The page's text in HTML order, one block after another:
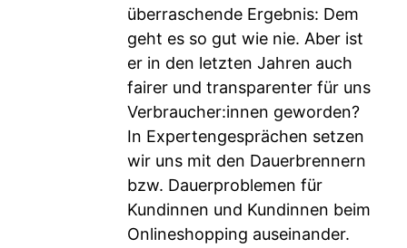
überraschende Ergebnis: Dem
geht es so gut wie nie. Aber ist
er in den letzten Jahren auch
fairer und transparenter für uns
Verbraucher:innen geworden?
In Expertengesprächen setzen
wir uns mit den Dauerbrennern
bzw. Dauerproblemen für
Kundinnen und Kundinnen beim
Onlineshopping auseinander.